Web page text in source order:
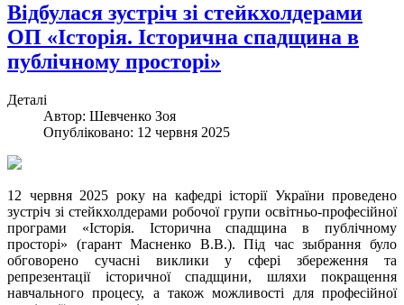
Відбулася зустріч зі стейкхолдерами
ОП «Історія. Історична спадщина в
публічному просторі»
Деталі
Автор: Шевченко Зоя
Опубліковано: 12 червня 2025
12 червня 2025 року на кафедрі історії України проведено
зустріч зі стейкхолдерами робочої групи освітньо-професійної
програми «Історія. Історична спадщина в публічному
просторі» (гарант Масненко В.В.). Під час зыбрання було
обговорено сучасні виклики у сфері збереження та
репрезентації історичної спадщини, шляхи покращення
навчального процесу, а також можливості для професійної